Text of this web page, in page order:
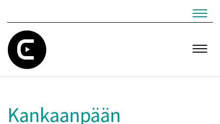
Kankaanpään